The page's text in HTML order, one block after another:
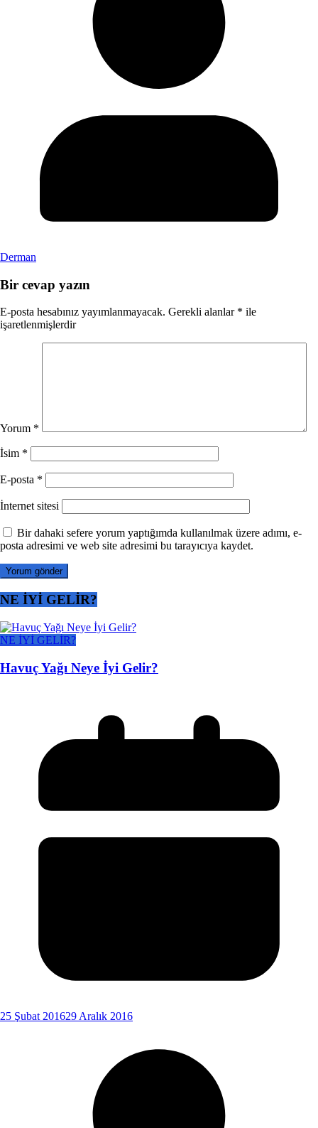
Derman
Bir cevap yazın
E-posta hesabınız yayımlanmayacak. Gerekli alanlar * ile
işaretlenmişlerdir
Yorum *
İsim *
E-posta *
İnternet sitesi
Bir dahaki sefere yorum yaptığımda kullanılmak üzere adımı, e-
posta adresimi ve web site adresimi bu tarayıcıya kaydet.
NE İYİ GELİR?
NE İYİ GELİR?
Havuç Yağı Neye İyi Gelir?
25 Şubat 201629 Aralık 2016